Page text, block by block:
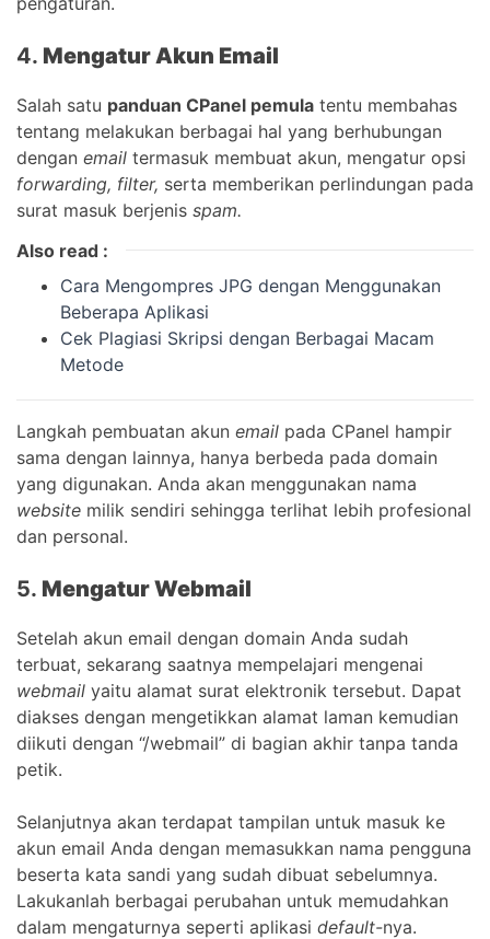
4. Mengatur Akun Email
Salah satu panduan CPanel pemula tentu membahas
tentang melakukan berbagai hal yang berhubungan
dengan email termasuk membuat akun, mengatur opsi
forwarding, filter, serta memberikan perlindungan pada
surat masuk berjenis spam.
Also read :
Cara Mengompres JPG dengan Menggunakan
Beberapa Aplikasi
Cek Plagiasi Skripsi dengan Berbagai Macam
Metode
Langkah pembuatan akun email pada CPanel hampir
sama dengan lainnya, hanya berbeda pada domain
yang digunakan. Anda akan menggunakan nama
website milik sendiri sehingga terlihat lebih profesional
dan personal.
5. Mengatur Webmail
Setelah akun email dengan domain Anda sudah
terbuat, sekarang saatnya mempelajari mengenai
webmail yaitu alamat surat elektronik tersebut. Dapat
diakses dengan mengetikkan alamat laman kemudian
diikuti dengan “/webmail” di bagian akhir tanpa tanda
petik.
Selanjutnya akan terdapat tampilan untuk masuk ke
akun email Anda dengan memasukkan nama pengguna
beserta kata sandi yang sudah dibuat sebelumnya.
Lakukanlah berbagai perubahan untuk memudahkan
dalam mengaturnya seperti aplikasi default-nya.